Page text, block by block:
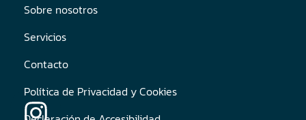
Sobre nosotros
Servicios
Contacto
Política de Privacidad y Cookies